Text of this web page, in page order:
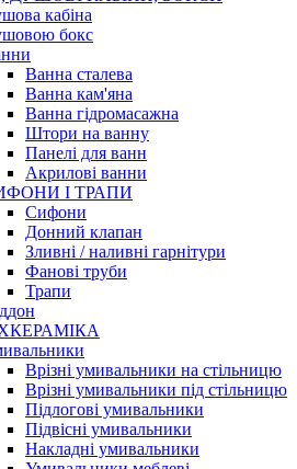
кабіна
бокс
Ванна сталева
Ванна кам'яна
Ванна гідромасажна
Штори на ванну
Панелі для ванн
Акрилові ванни
І ТРАПИ
Сифони
Донний клапан
Зливні / наливні гарнітури
Фанові труби
Трапи
Врізні умивальники на стільницю
Врізні умивальники під стільницю
Підлогові умивальники
Підвісні умивальники
Накладні умивальники